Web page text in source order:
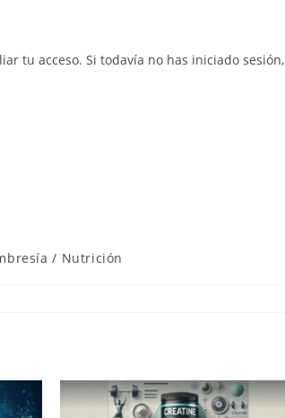
tu acceso. Si todavía no has iniciado sesión,
/ Nutrición